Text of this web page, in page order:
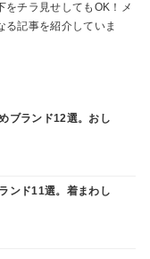
をチラ見せしてもOK！メ
る記事を紹介していま
ブランド12選。おし
ンド11選。着まわし